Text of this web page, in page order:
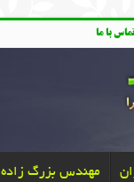
تماس با ما
مهندس بزرگ زاده